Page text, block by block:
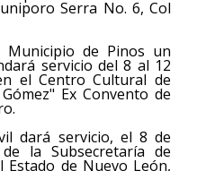
Serra No. 6, Col
Municipio de Pinos un
servicio del 8 al 12
el Centro Cultural de
Ex Convento de
dará servicio, el 8 de
la Subsecretaría de
de Nuevo León,